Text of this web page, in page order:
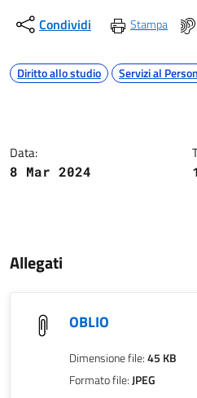
Condividi Stampa
Argomenti
Diritto allo studio Servizi al
Data:
8 Mar 2024
Allegati
OBLIO
Dimensione file:45 KB
Formato file:JPEG